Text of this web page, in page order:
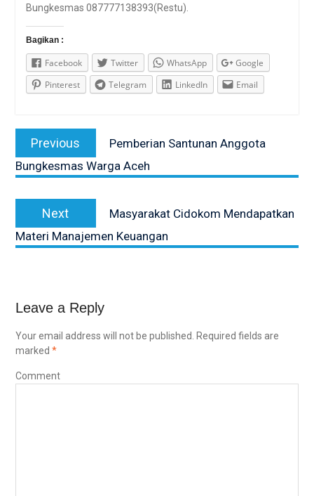
Bungkesmas 087777138393(Restu).
Bagikan :
Facebook Twitter WhatsApp
Google
Pinterest
Telegram LinkedIn Email
Post
navigation
Previous
Previous
post:
Pemberian Santunan Anggota
Bungkesmas Warga Aceh
Next
Next
post:
Masyarakat Cidokom Mendapatkan
Materi Manajemen Keuangan
Leave a Reply
Your email address will not be published.
Required fields are
marked *
Comment